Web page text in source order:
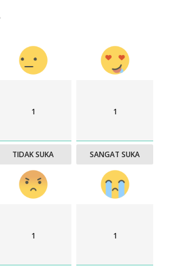
1
TIDAK SUKA
1
SANGAT SUKA
1 1